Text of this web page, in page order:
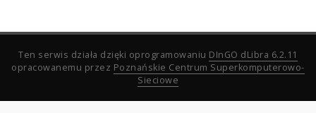
Ten serwis działa dzięki oprogramowaniu DInGO dLibra 6.2.11
opracowanemu przez Poznańskie Centrum Superkomputerowo-
Sieciowe